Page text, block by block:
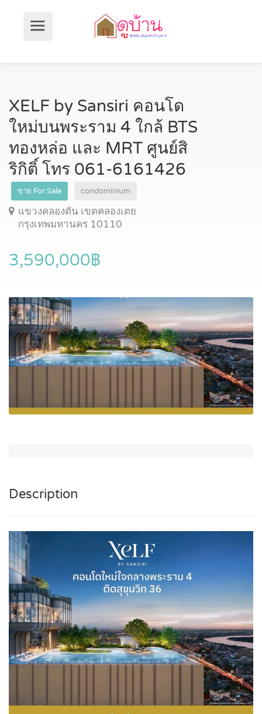
XELF by Sansiri คอนโด
ใหม่บนพระราม 4 ใกล้ BTS
ทองหล่อ และ MRT ศูนย์สิ
ริกิติ์ โทร 061-6161426
ขาย For Sale condominium
แขวงคลองตัน เขตคลองเตย
กรุงเทพมหานคร 10110
3,590,000฿
Description